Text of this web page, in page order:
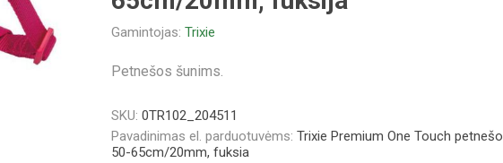
Gamintojas: Trixie
Petnešos šunims.
SKU: 0TR102_204511
Pavadinimas el. parduotuvėms: Trixie Premium One Touch
50-65cm/20mm, fuksia